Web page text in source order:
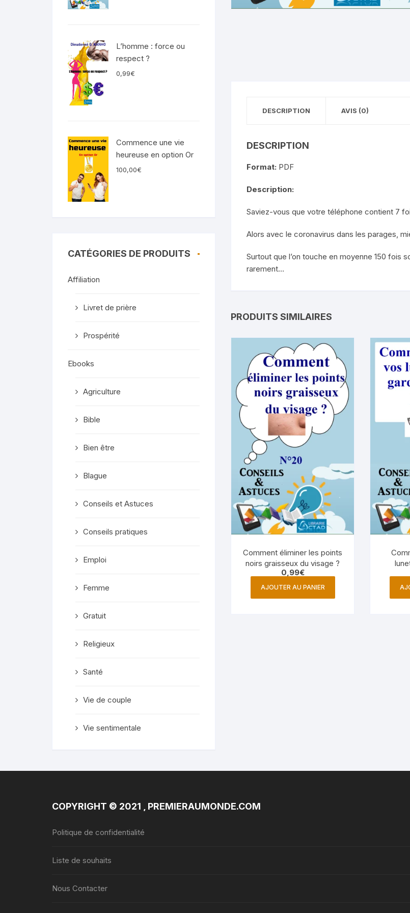
DESCRIPTION AVIS (0)
DESCRIPTION
Format: PDF
Description:
Saviez-vous que votre téléphone contient 7
Alors avec le coronavirus dans les parages,
Surtout que l’on touche en moyenne 150 fois
rarement…
PRODUITS SIMILAIRES
Comment éliminer les points
noirs graisseux du visage ?
0,99€
AJOUTER AU PANIER
L’homme : force ou
respect ?
0,99€
Commence une vie
heureuse en option Or
100,00€
CATÉGORIES DE PRODUITS
Affiliation
Livret de prière
Prospérité
Ebooks
Agriculture
Bible
Bien être
Blague
Conseils et Astuces
Conseils pratiques
Emploi
Femme
Gratuit
Religieux
Santé
Vie de couple
Vie sentimentale
COPYRIGHT © 2021 , PREMIERAUMONDE.COM
Politique de confidentialité
Liste de souhaits
Nous Contacter